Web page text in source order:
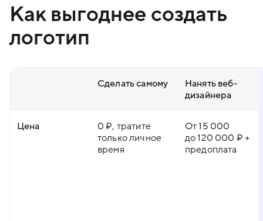
Как выгоднее создать
логотип
Сделать самому
Нанять веб-
дизайнера
Цена
0 ₽, тратите
только личное
время
От 15 000
до 120 000 ₽ +
предоплата